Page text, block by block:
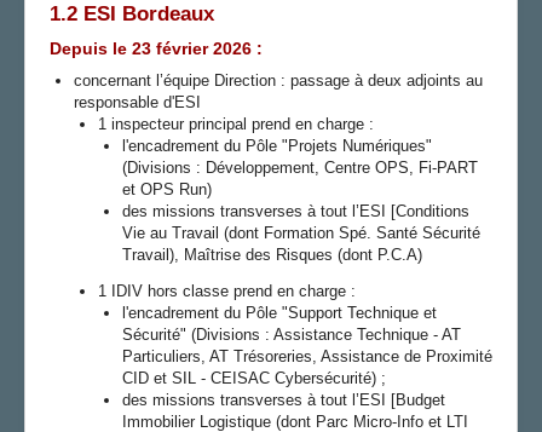
1.2 ESI Bordeaux
Depuis le 23 février 2026 :
concernant l’équipe Direction : passage à deux adjoints au
responsable d'ESI
1 inspecteur principal prend en charge :
l'encadrement du Pôle "Projets Numériques"
(Divisions : Développement, Centre OPS, Fi-PART
et OPS Run)
des missions transverses à tout l’ESI [Conditions
Vie au Travail (dont Formation Spé. Santé Sécurité
Travail), Maîtrise des Risques (dont P.C.A)
1 IDIV hors classe prend en charge :
l'encadrement du Pôle "Support Technique et
Sécurité" (Divisions : Assistance Technique - AT
Particuliers, AT Trésoreries, Assistance de Proximité
CID et SIL - CEISAC Cybersécurité) ;
des missions transverses à tout l’ESI [Budget
Immobilier Logistique (dont Parc Micro-Info et LTI